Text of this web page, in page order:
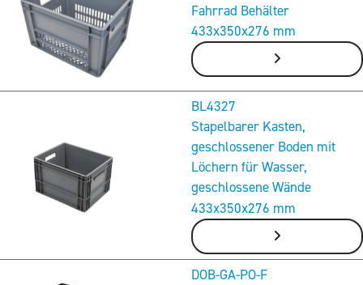
Fahrrad Behälter
433x350x276 mm
BL4327
Stapelbarer Kasten,
geschlossener Boden mit
Löchern für Wasser,
geschlossene Wände
433x350x276 mm
DOB-GA-PO-F